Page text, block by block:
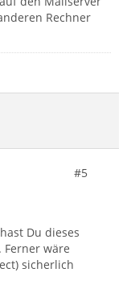
Rechner
#5
Du dieses
wäre
sicherlich